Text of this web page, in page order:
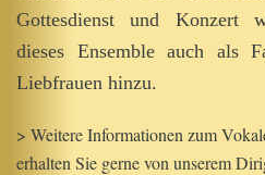
Gottesdienst und Konzert
dieses Ensemble auch als
Liebfrauen hinzu.
> Weitere Informationen zum
erhalten Sie gerne von unserem